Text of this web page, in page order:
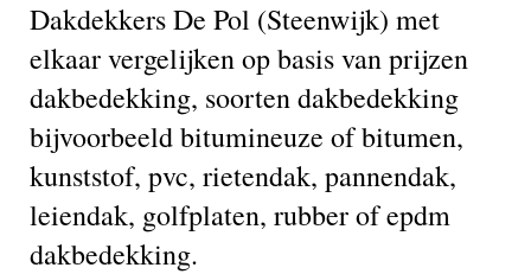
Dakdekkers De Pol (Steenwijk) met
elkaar vergelijken op basis van prijzen
dakbedekking, soorten dakbedekking
bijvoorbeeld bitumineuze of bitumen,
kunststof, pvc, rietendak, pannendak,
leiendak, golfplaten, rubber of epdm
dakbedekking.